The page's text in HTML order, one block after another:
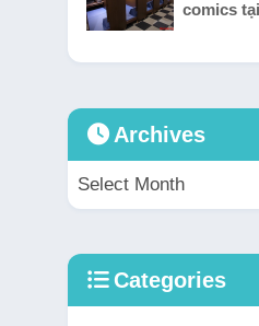
comics
Archives
Categories